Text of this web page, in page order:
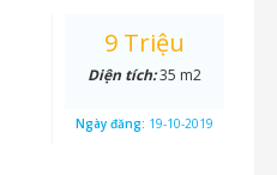
9 Triệu
Diện tích:35 m2
Ngày đăng: 19-10-2019